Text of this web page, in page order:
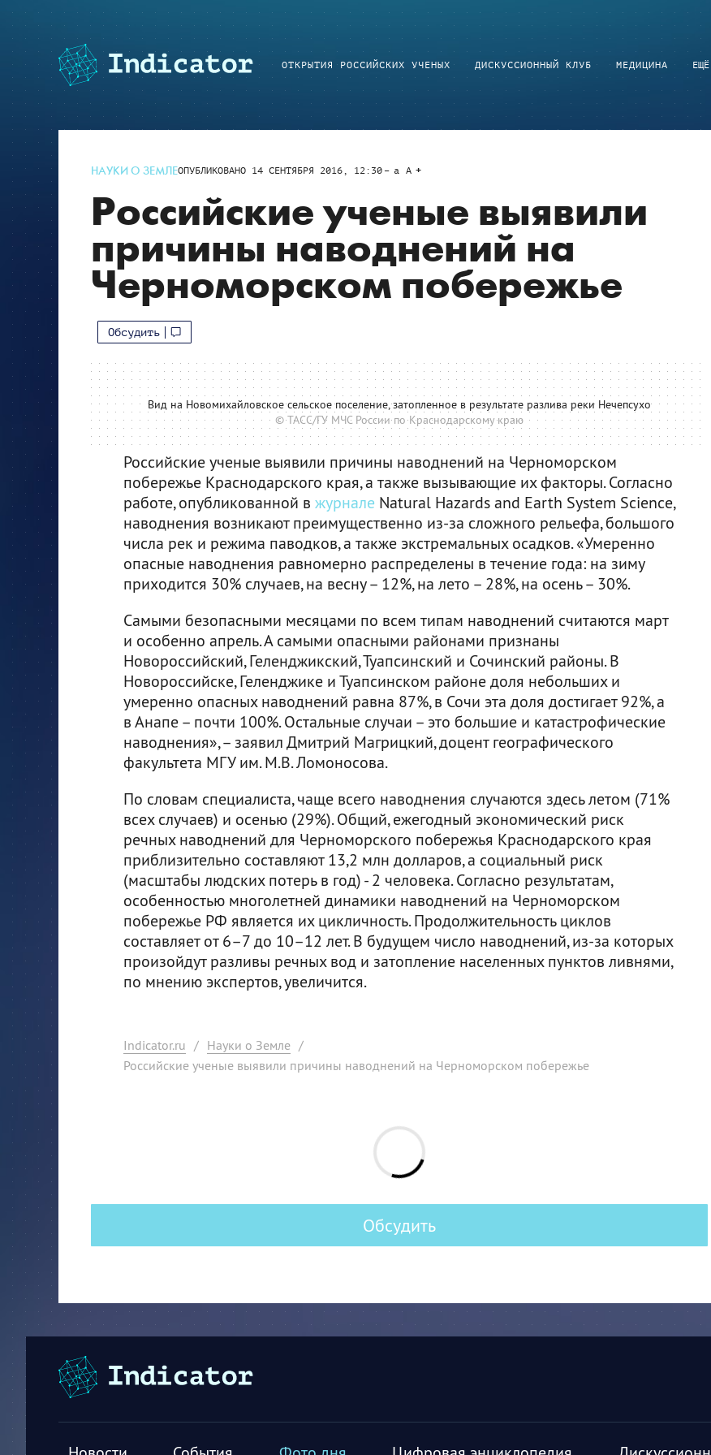
ЕЩЁ
ОТКРЫТИЯ РОССИЙСКИХ УЧЕНЫХ ДИСКУССИОННЫЙ КЛУБ МЕДИЦИНА
НАУКИ О ЗЕМЛЕОПУБЛИКОВАНО 14 СЕНТЯБРЯ 2016, 12:30 a A
Российские ученые выявили
причины наводнений на
Черноморском побережье
Обсудить
Вид на Новомихайловское сельское поселение, затопленное в результате разлива реки Нечепсухо
© ТАСС/ГУ МЧС России по Краснодарскому краю
Российские ученые выявили причины наводнений на Черноморском
побережье Краснодарского края, а также вызывающие их факторы. Согласно
работе, опубликованной в журнале Natural Hazards and Earth System Science,
наводнения возникают преимущественно из-за сложного рельефа, большого
числа рек и режима паводков, а также экстремальных осадков. «Умеренно
опасные наводнения равномерно распределены в течение года: на зиму
приходится 30% случаев, на весну – 12%, на лето – 28%, на осень – 30%.
Самыми безопасными месяцами по всем типам наводнений считаются март
и особенно апрель. А самыми опасными районами признаны
Новороссийский, Геленджикский, Туапсинский и Сочинский районы. В
Новороссийске, Геленджике и Туапсинском районе доля небольших и
умеренно опасных наводнений равна 87%, в Сочи эта доля достигает 92%, а
в Анапе – почти 100%. Остальные случаи – это большие и катастрофические
наводнения», – заявил Дмитрий Магрицкий, доцент географического
факультета МГУ им. М.В. Ломоносова.
По словам специалиста, чаще всего наводнения случаются здесь летом (71%
всех случаев) и осенью (29%). Общий, ежегодный экономический риск
речных наводнений для Черноморского побережья Краснодарского края
приблизительно составляют 13,2 млн долларов, а социальный риск
(масштабы людских потерь в год) - 2 человека. Согласно результатам,
особенностью многолетней динамики наводнений на Черноморском
побережье РФ является их цикличность. Продолжительность циклов
составляет от 6–7 до 10–12 лет. В будущем число наводнений, из-за которых
произойдут разливы речных вод и затопление населенных пунктов ливнями,
по мнению экспертов, увеличится.
Indicator.ru / Науки о Земле /
Российские ученые выявили причины наводнений на Черноморском побережье
Обсудить